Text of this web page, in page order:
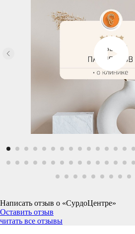
Написать отзыв о «СурдоЦентре»
Оставить отзыв
читать все отзывы